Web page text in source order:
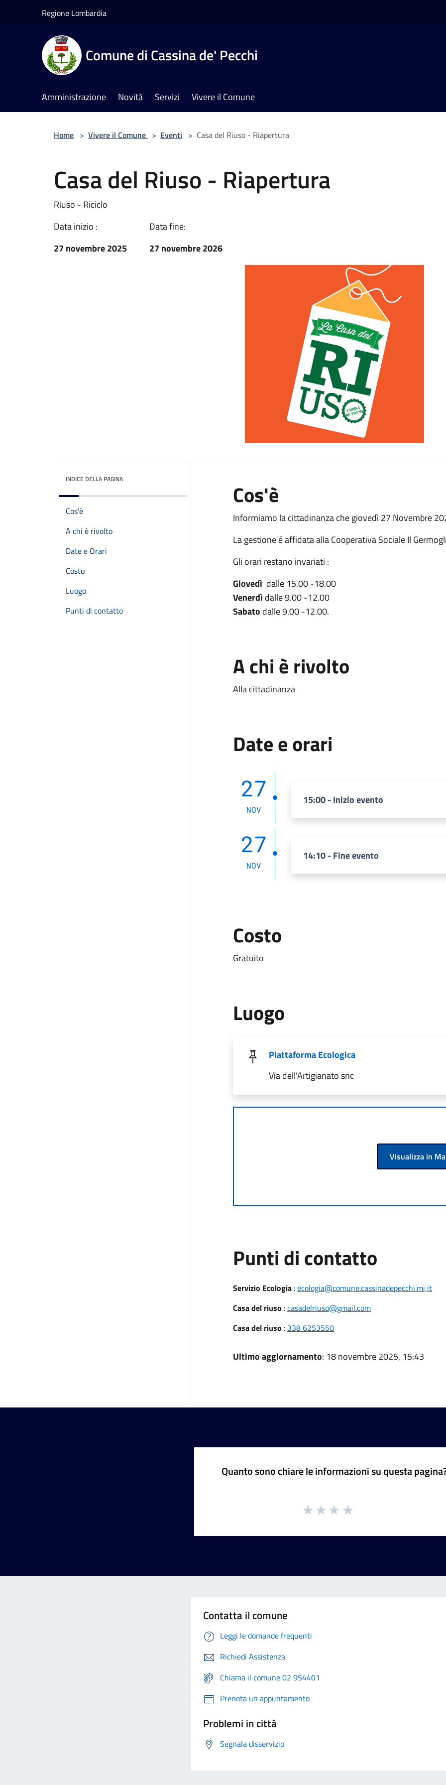
Regione Lombardia
Comune di Cassina de' Pecchi
Amministrazione Novità Servizi Vivere il Comune
Home > Vivere il Comune > Eventi > Casa del Riuso - Riapertura
Casa del Riuso - Riapertura
Riuso - Riciclo
Data inizio :
27 novembre 2025
Data fine:
27 novembre 2026
INDICE DELLA PAGINA
Cos'è
A chi è rivolto
Date e Orari
Costo
Luogo
Punti di contatto
Cos'è
Informiamo la cittadinanza che giovedì 27 Novembre
La gestione é affidata alla Cooperativa Sociale Il
Gli orari restano invariati :
Giovedì dalle 15.00 -18.00
Venerdì dalle 9.00 -12.00
Sabato dalle 9.00 -12.00.
A chi è rivolto
Alla cittadinanza
Date e orari
27
NOV
15:00 - Inizio evento
27
NOV
14:10 - Fine evento
Costo
Gratuito
Luogo
Piattaforma Ecologica
Via dell'Artigianato snc
Visualizza in
Punti di contatto
Servizio Ecologia:ecologia@comune.cassinadepecchi.mi,it
Casa del riuso :casadelriuso@gmail.com
Casa del riuso : 338 6253550
Ultimo aggiornamento: 18 novembre 2025, 15:43
Quanto sono chiare le informazioni su questa
Contatta il comune
Leggi le domande frequenti
Richiedi Assistenza
Chiama il comune 02 954401
Prenota un appuntamento
Problemi in città
Segnala disservizio